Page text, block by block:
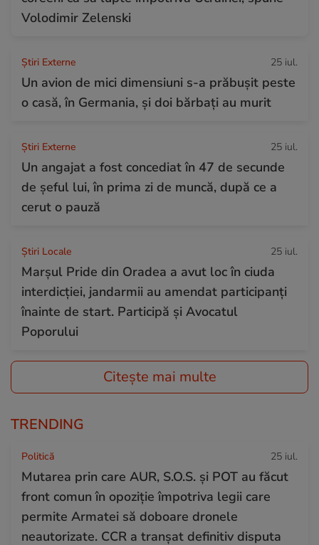
Volodimir Zelenski
Știri Externe 25 iul.
Un avion de mici dimensiuni s-a prăbușit peste
o casă, în Germania, și doi bărbați au murit
Știri Externe 25 iul.
Un angajat a fost concediat în 47 de secunde
de șeful lui, în prima zi de muncă, după ce a
cerut o pauză
Știri Locale 25 iul.
Marșul Pride din Oradea a avut loc în ciuda
interdicției, jandarmii au amendat participanți
înainte de start. Participă și Avocatul
Poporului
Citește mai multe
TRENDING
Politică 25 iul.
Mutarea prin care AUR, S.O.S. și POT au făcut
front comun în opoziție împotriva legii care
permite Armatei să doboare dronele
neautorizate. CCR a tranșat definitiv disputa